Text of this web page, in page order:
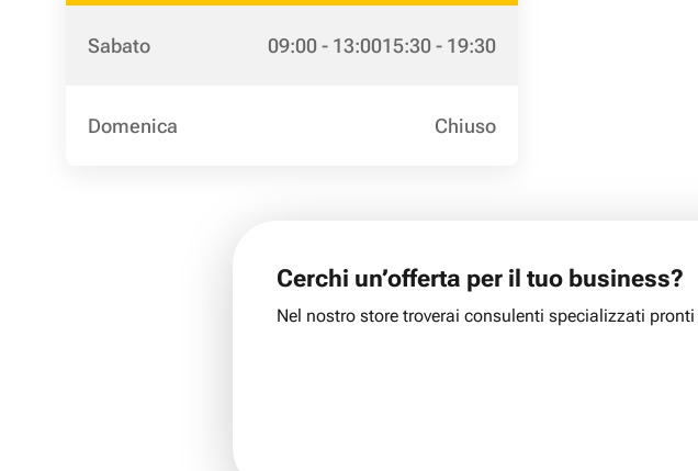
Sabato 09:00 - 13:0015:30 - 19:30
Domenica Chiuso
Cerchi un’offerta per il tuo business?
Nel nostro store troverai consulenti specializzati